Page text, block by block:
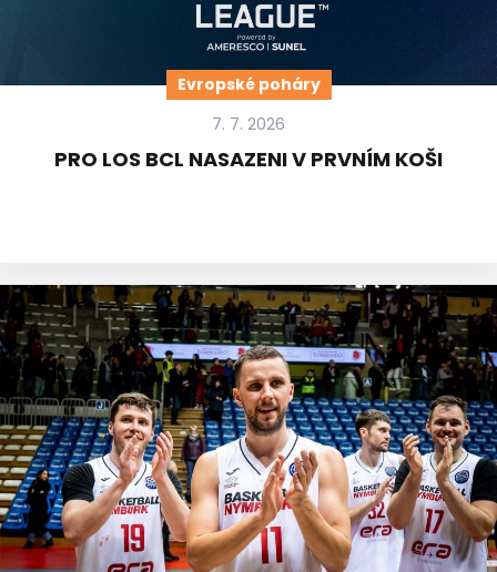
Evropské poháry
7. 7. 2026
PRO LOS BCL NASAZENI V PRVNÍM KOŠI